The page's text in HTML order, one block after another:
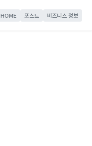
HOME 포스트 비즈니스 정보